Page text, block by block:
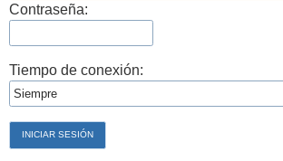
Contraseña:
Tiempo de conexión: